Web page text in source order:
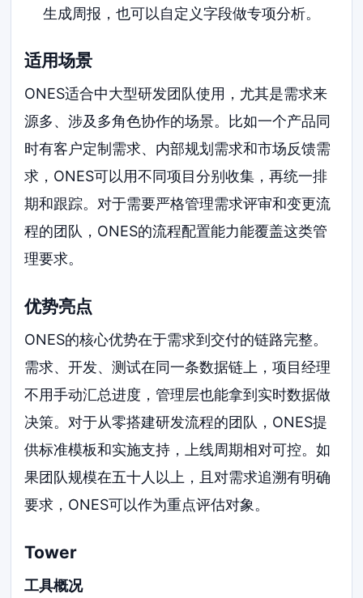
生成周报，也可以自定义字段做专项分析。
适用场景
ONES适合中大型研发团队使用，尤其是需求来
源多、涉及多角色协作的场景。比如一个产品同
时有客户定制需求、内部规划需求和市场反馈需
求，ONES可以用不同项目分别收集，再统一排
期和跟踪。对于需要严格管理需求评审和变更流
程的团队，ONES的流程配置能力能覆盖这类管
理要求。
优势亮点
ONES的核心优势在于需求到交付的链路完整。
需求、开发、测试在同一条数据链上，项目经理
不用手动汇总进度，管理层也能拿到实时数据做
决策。对于从零搭建研发流程的团队，ONES提
供标准模板和实施支持，上线周期相对可控。如
果团队规模在五十人以上，且对需求追溯有明确
要求，ONES可以作为重点评估对象。
Tower
工具概况